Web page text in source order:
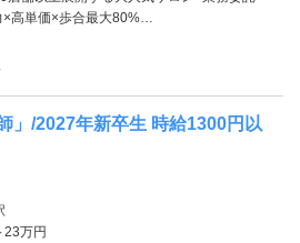
高単価×歩合最大80%…
」/2027年新卒生 時給1300円以
23万円